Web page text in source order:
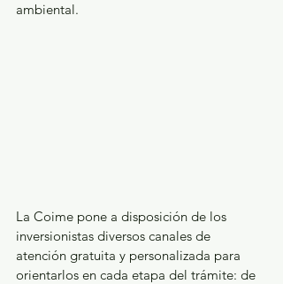
ambiental.
La Coime pone a disposición de los
inversionistas diversos canales de
atención gratuita y personalizada para
orientarlos en cada etapa del trámite: de